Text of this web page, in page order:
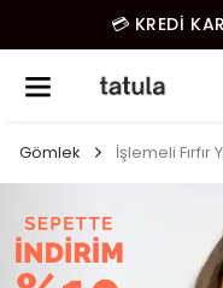
💳 KREDİ
Gömlek İşlemeli